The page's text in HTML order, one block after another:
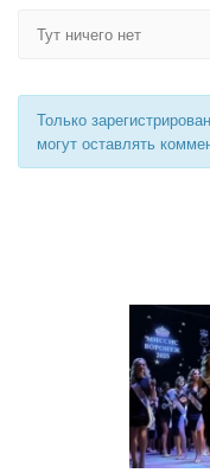
Тут ничего нет
Только
могут оставлять